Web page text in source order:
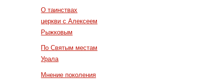
О таинствах
церкви с Алексеем
Рыжковым
По Святым местам
Урала
Мнение поколения